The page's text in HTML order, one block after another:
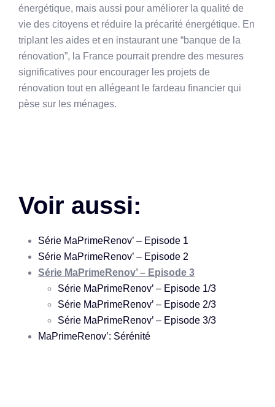
énergétique, mais aussi pour améliorer la qualité de
vie des citoyens et réduire la précarité énergétique. En
triplant les aides et en instaurant une “banque de la
rénovation”, la France pourrait prendre des mesures
significatives pour encourager les projets de
rénovation tout en allégeant le fardeau financier qui
pèse sur les ménages.
Voir aussi:
Série MaPrimeRenov’ – Episode 1
Série MaPrimeRenov’ – Episode 2
Série MaPrimeRenov’ – Episode 3
Série MaPrimeRenov’ – Episode 1/3
Série MaPrimeRenov’ – Episode 2/3
Série MaPrimeRenov’ – Episode 3/3
MaPrimeRenov’: Sérénité